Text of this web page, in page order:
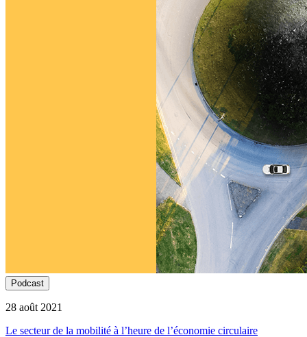
Podcast
28 août 2021
Le secteur de la mobilité à l’heure de l’économie circulaire